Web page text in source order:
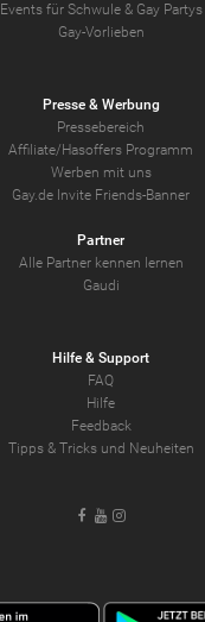
Events für Schwule & Gay Partys
Gay-Vorlieben
Presse & Werbung
Pressebereich
Affiliate/Hasoffers Programm
Werben mit uns
Gay.de Invite Friends-Banner
Partner
Alle Partner kennen lernen
Gaudi
Hilfe & Support
FAQ
Hilfe
Feedback
Tipps & Tricks und Neuheiten
Facebook
YoutubeInstagram